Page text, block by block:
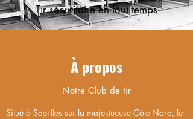
Tir sécuritaire en tout temps
À propos
Notre Club de tir
Situé à Sept-Iles sur la majestueuse Côte-Nord, le